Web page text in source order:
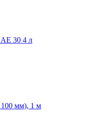
30 4 л
мм), 1 м